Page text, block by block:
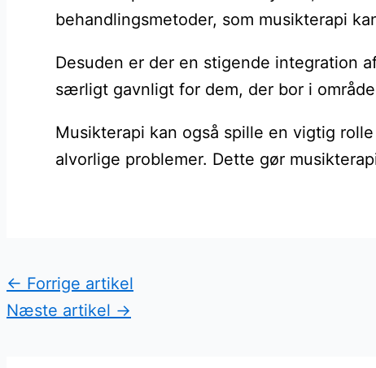
behandlingsmetoder, som musikterapi
Desuden er der en stigende integration
særligt gavnligt for dem, der bor i
Musikterapi kan også spille en vigtig
alvorlige problemer. Dette gør
← Forrige artikel
Næste artikel →